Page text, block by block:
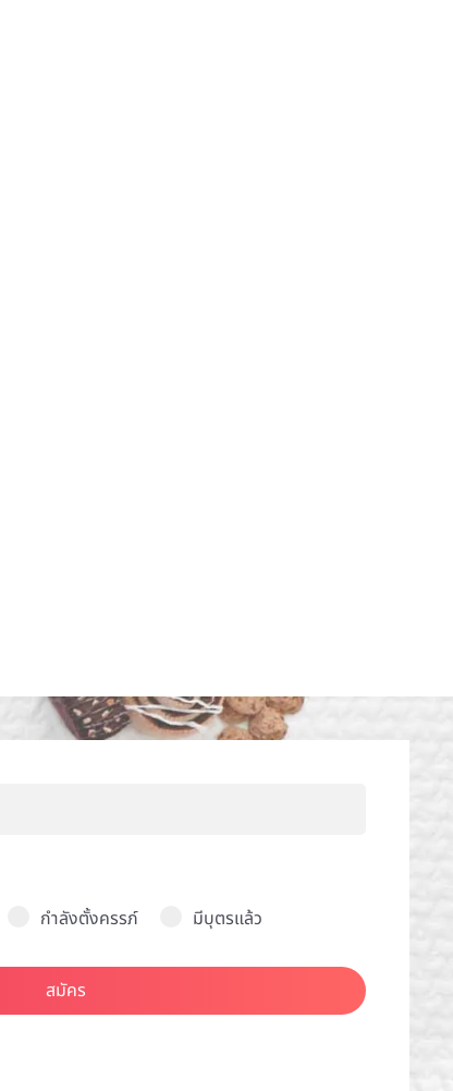
กำลังตั้งครรภ์ มีบุตรแล้ว
สมัคร